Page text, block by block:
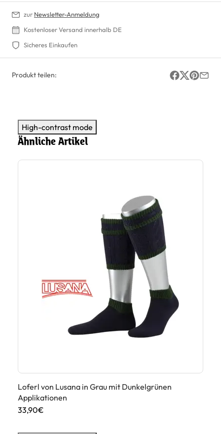
zur Newsletter-Anmeldung
Kostenloser Versand innerhalb DE
Sicheres Einkaufen
Produkt teilen:
High-contrast mode
Ähnliche Artikel
Loferl von Lusana in Grau mit Dunkelgrünen
Applikationen
33,90€